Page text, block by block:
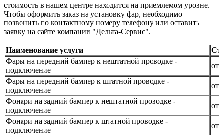
стоимость в нашем центре находится на приемлемом уровне.
Чтобы оформить заказ на установку фар, необходимо
позвонить по контактному номеру телефону или оставить
заявку на сайте компании "Дельта-Сервис".
Наименование услуги
Фары на передний бампер к нештатной проводке -
подключение
Фары на передний бампер к штатной проводке -
подключение
Фонари на задний бампер к нештатной проводке -
подключение
Фонари на задний бампер к штатной проводке -
подключение